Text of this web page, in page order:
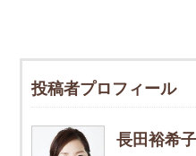
投稿者プロフィール
長田裕希子